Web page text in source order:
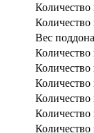
Вес
Количество
Количество
Количество
Количество
Количество
Количество